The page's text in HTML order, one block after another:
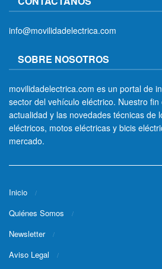
info@movilidadelectrica.com
SOBRE NOSOTROS
movilidadelectrica.com es un portal de
sector del vehículo eléctrico. Nuestro
actualidad y las novedades técnicas de
eléctricos, motos eléctricas y bicis
mercado.
Inicio
Quiénes Somos
Newsletter
Aviso Legal